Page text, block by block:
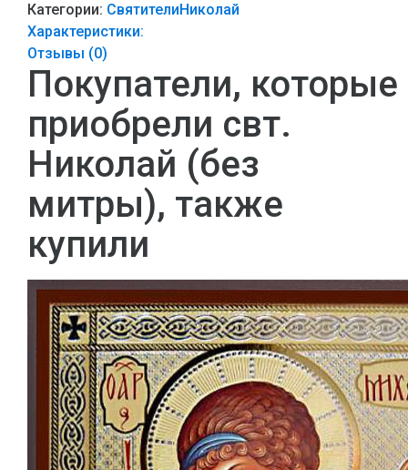
Категории: СвятителиНиколай
Характеристики:
Отзывы (0)
Покупатели, которые
приобрели свт.
Николай (без
митры), также
купили